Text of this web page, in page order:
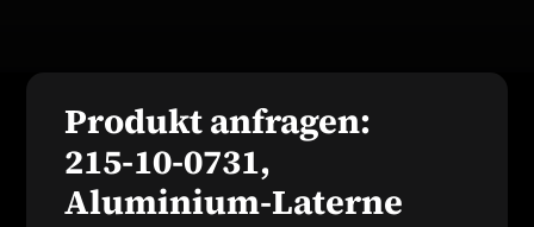
Produkt anfragen:
215-10-0731,
Aluminium-Laterne